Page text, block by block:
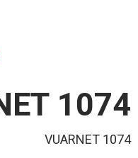
1074 VUARNET
1074 VUARNET